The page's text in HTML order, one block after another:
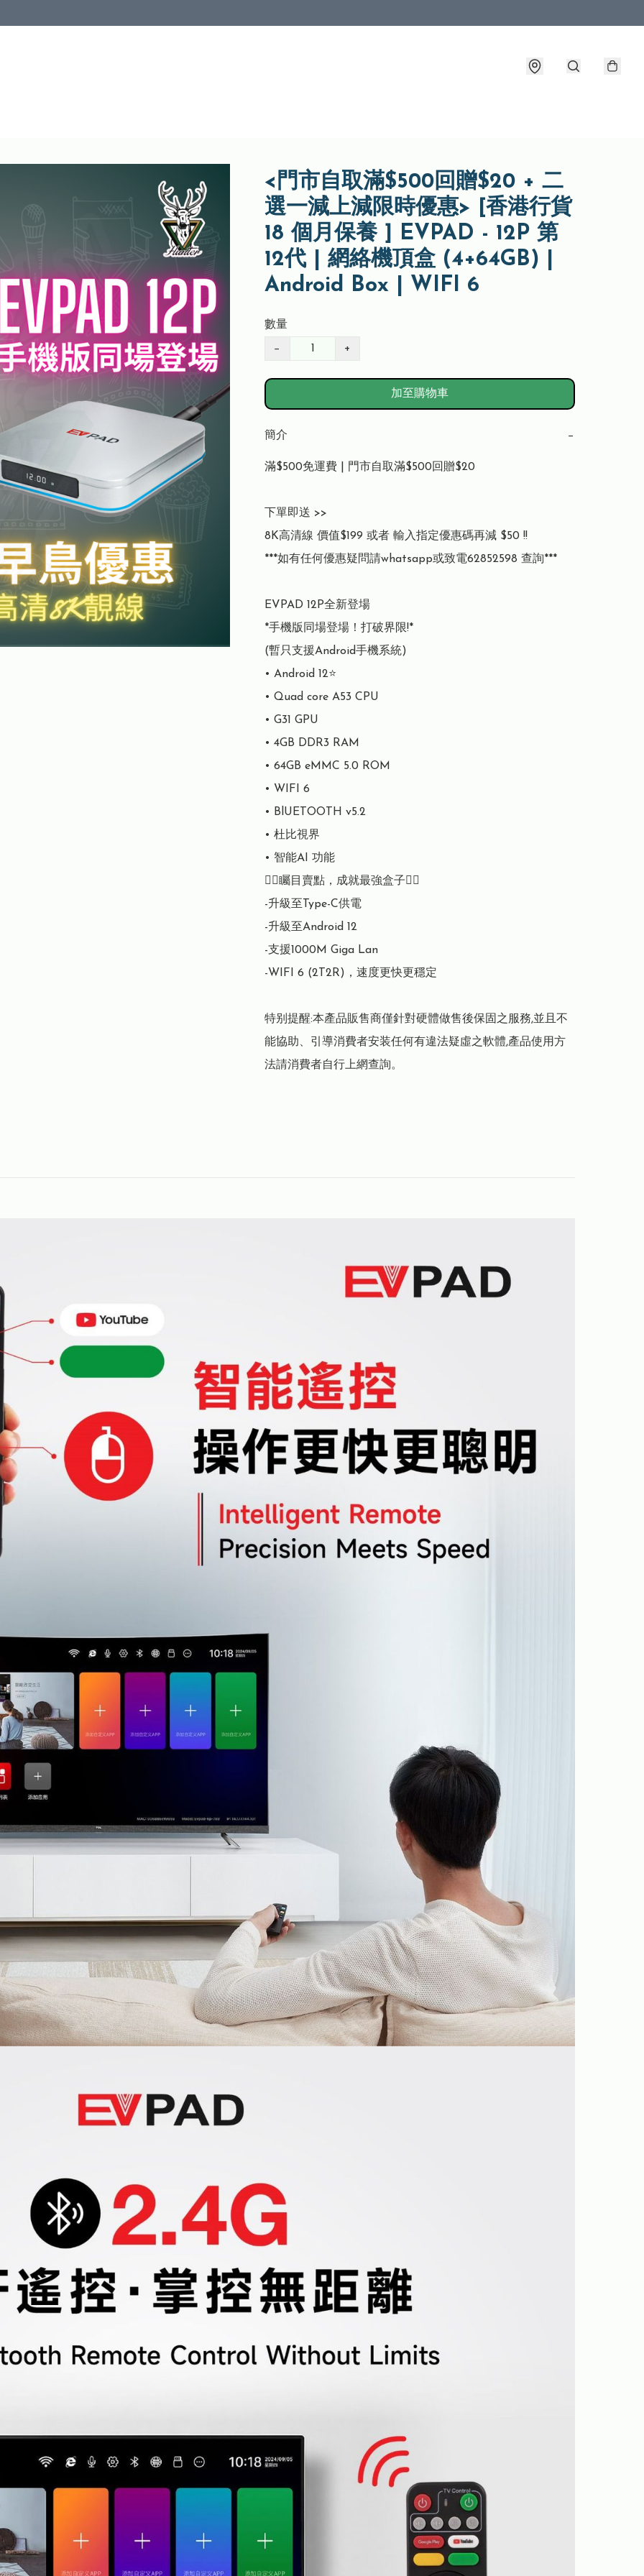
<門市自取滿$500回贈$20 + 二
選一減上減限時優惠> [香港行貨
18 個月保養 ] EVPAD - 12P 第
12代 | 網絡機頂盒 (4+64GB) |
Android Box | WIFI 6
數量
− +
加至購物車
簡介 −
滿$500免運費 | 門市自取滿$500回贈$20
下單即送 >>
8K高清線 價值$199 或者 輸入指定優惠碼再減 $50 !!
***如有任何優惠疑問請whatsapp或致電62852598 查詢***
EVPAD 12P全新登場
*手機版同場登場！打破界限!*
(暫只支援Android手機系統)
•⁠ ⁠Android 12⭐️
•⁠ ⁠Quad core A53 CPU
•⁠ ⁠G31 GPU
•⁠ ⁠4GB DDR3 RAM
•⁠ ⁠64GB eMMC 5.0 ROM
•⁠ ⁠WIFI 6
•⁠ ⁠BlUETOOTH v5.2
•⁠ ⁠杜比視界
•⁠ ⁠智能AI 功能
👇🏻矚目賣點，成就最強盒子👇🏻
-升級至Type-C供電
-升級至Android 12
-支援1000M Giga Lan
-WIFI 6 (2T2R)，速度更快更穩定
特别提醒:本產品販售商僅針對硬體做售後保固之服務,並且不
能協助、引導消費者安装任何有違法疑虛之軟體,產品使用方
法請消費者自行上網查詢。